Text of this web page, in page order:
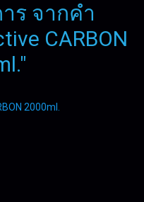
ร จากคำ
CARBON
2000ml.